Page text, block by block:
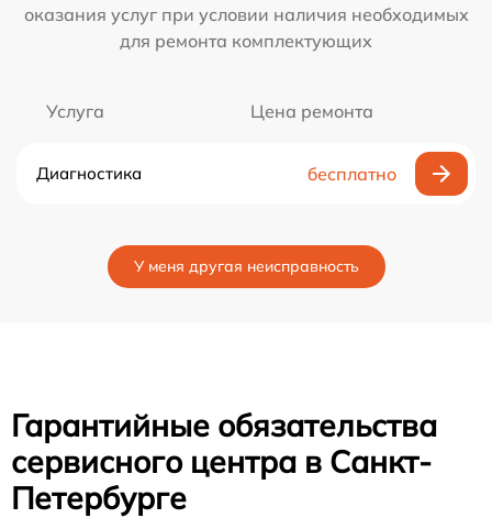
оказания услуг при условии наличия необходимых
для ремонта комплектующих
Услуга Цена ремонта
Диагностика бесплатно
У меня другая неисправность
Гарантийные обязательства
сервисного центра в Санкт-
Петербурге